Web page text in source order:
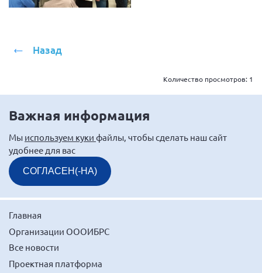
Алтайский край
Брянская область
Владимирская область
Волгоградская область
Воронежская область
Ивановская область
Калининградская область
Кировская область
Краснодарский край
Красноярский край
Назад
Количество просмотров: 1
Важная информация
Мы используем куки файлы, чтобы сделать наш сайт
удобнее для вас
СОГЛАСЕН(-НА)
Главная
Организации ОООИБРС
Все новости
Проектная платформа